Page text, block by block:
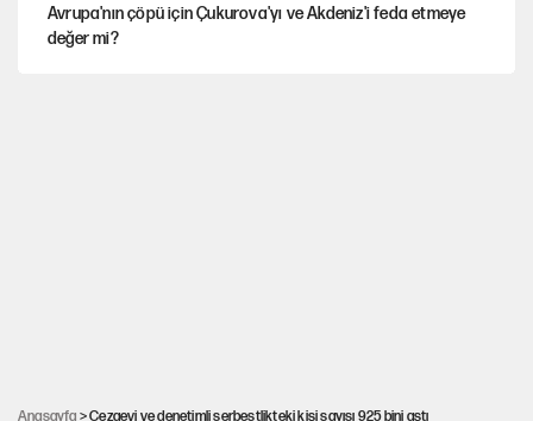
Avrupa'nın çöpü için Çukurova'yı ve Akdeniz'i feda etmeye
değer mi?
Anasayfa > Cezaevi ve denetimli serbestlikteki kişi sayısı 925 bini aştı